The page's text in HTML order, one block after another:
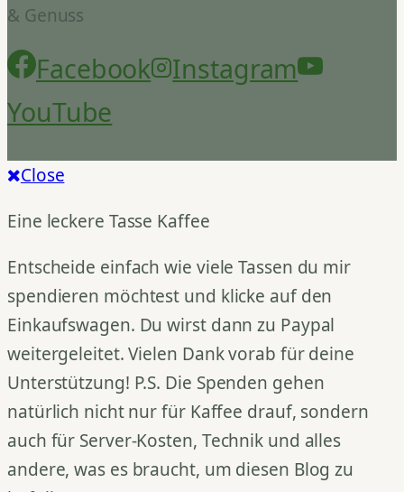
& Genuss
Facebook
Instagram
YouTube
Close
Eine leckere Tasse Kaffee
Entscheide einfach wie viele Tassen du mir
spendieren möchtest und klicke auf den
Einkaufswagen. Du wirst dann zu Paypal
weitergeleitet. Vielen Dank vorab für deine
Unterstützung! P.S. Die Spenden gehen
natürlich nicht nur für Kaffee drauf, sondern
auch für Server-Kosten, Technik und alles
andere, was es braucht, um diesen Blog zu